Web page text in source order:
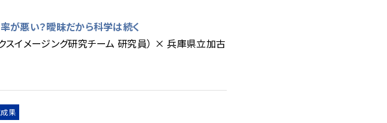
が悪い？曖昧だから科学は続く
スイメージング研究チーム 研究員） × 兵庫県立加古
果